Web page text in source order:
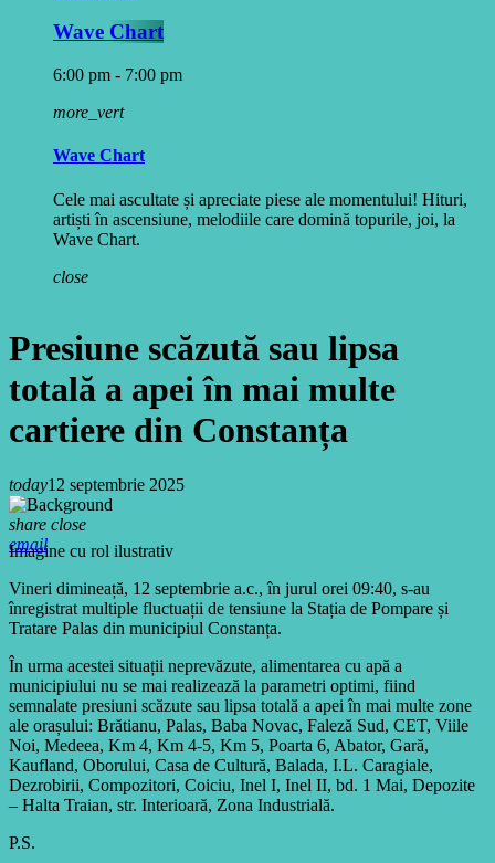
Wave Chart
6:00 pm - 7:00 pm
more_vert
Wave Chart
Cele mai ascultate și apreciate piese ale momentului! Hituri,
artiști în ascensiune, melodiile care domină topurile, joi, la
Wave Chart.
close
Presiune scăzută sau lipsa
totală a apei în mai multe
cartiere din Constanța
today12 septembrie 2025
share close
email
Imagine cu rol ilustrativ
Vineri dimineață, 12 septembrie a.c., în jurul orei 09:40, s-au
înregistrat multiple fluctuații de tensiune la Stația de Pompare și
Tratare Palas din municipiul Constanța.
În urma acestei situații neprevăzute, alimentarea cu apă a
municipiului nu se mai realizează la parametri optimi, fiind
semnalate presiuni scăzute sau lipsa totală a apei în mai multe zone
ale orașului: Brătianu, Palas, Baba Novac, Faleză Sud, CET, Viile
Noi, Medeea, Km 4, Km 4-5, Km 5, Poarta 6, Abator, Gară,
Kaufland, Oborului, Casa de Cultură, Balada, I.L. Caragiale,
Dezrobirii, Compozitori, Coiciu, Inel I, Inel II, bd. 1 Mai, Depozite
– Halta Traian, str. Interioară, Zona Industrială.
P.S.